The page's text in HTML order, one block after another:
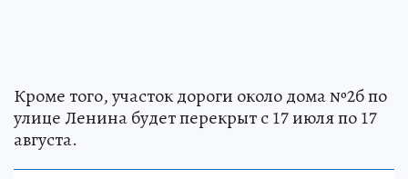
Кроме того, участок дороги около дома №2б по
улице Ленина будет перекрыт с 17 июля по 17
августа.